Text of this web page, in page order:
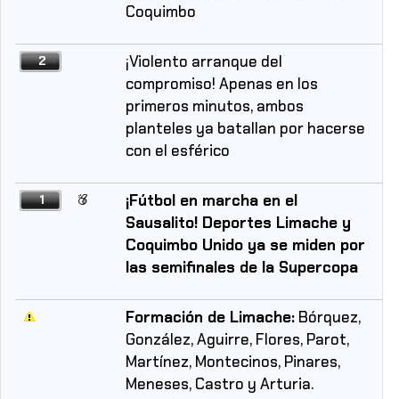
Coquimbo
2
¡Violento arranque del
compromiso! Apenas en los
primeros minutos, ambos
planteles ya batallan por hacerse
con el esférico
1
¡Fútbol en marcha en el
Sausalito! Deportes Limache y
Coquimbo Unido ya se miden por
las semifinales de la Supercopa
Formación de Limache:Bórquez,
González, Aguirre, Flores, Parot,
Martínez, Montecinos, Pinares,
Meneses, Castro y Arturia.